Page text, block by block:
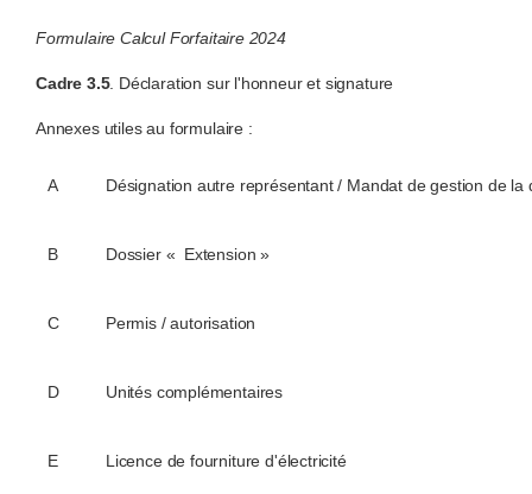
Formulaire Calcul Forfaitaire 2024
Cadre 3.5. Déclaration sur l'honneur et signature
Annexes utiles au formulaire :
A Désignation autre représentant / Mandat de gestion de la
B Dossier « Extension »
C Permis / autorisation
D Unités complémentaires
E Licence de fourniture d'électricité